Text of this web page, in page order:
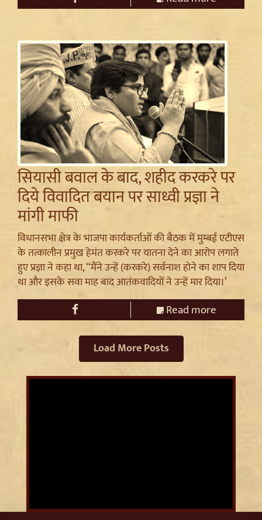
सियासी बवाल के बाद, शहीद करकरे पर
दिये विवादित बयान पर साध्वी प्रज्ञा ने
मांगी माफी
विधानसभा क्षेत्र के भाजपा कार्यकर्ताओं की बैठक में मुम्बई एटीएस
के तत्कालीन प्रमुख हेमंत करकरे पर यातना देने का आरोप लगाते
हुए प्रज्ञा ने कहा था, ‘‘मैंने उन्हें (करकरे) सर्वनाश होने का शाप दिया
था और इसके सवा माह बाद आतंकवादियों ने उन्हें मार दिया।’
Read more
Load More Posts